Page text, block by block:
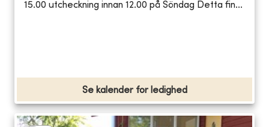
15.00 utcheckning innan 12.00 på Söndag Detta fin...
Se kalender for ledighed